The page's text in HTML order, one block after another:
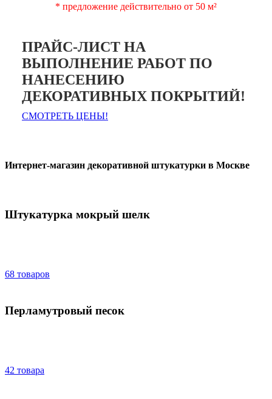
* предложение действительно от 50 м²
ПРАЙС-ЛИСТ НА
ВЫПОЛНЕНИЕ РАБОТ ПО
НАНЕСЕНИЮ
ДЕКОРАТИВНЫХ ПОКРЫТИЙ!
СМОТРЕТЬ ЦЕНЫ!
Интернет-магазин декоративной штукатурки в Москве
Штукатурка мокрый шелк
68 товаров
Перламутровый песок
42 товара